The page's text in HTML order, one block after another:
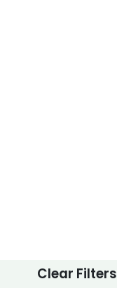
Clear Filters